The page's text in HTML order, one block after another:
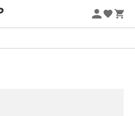
EXTRA vanaf 2 producten* met